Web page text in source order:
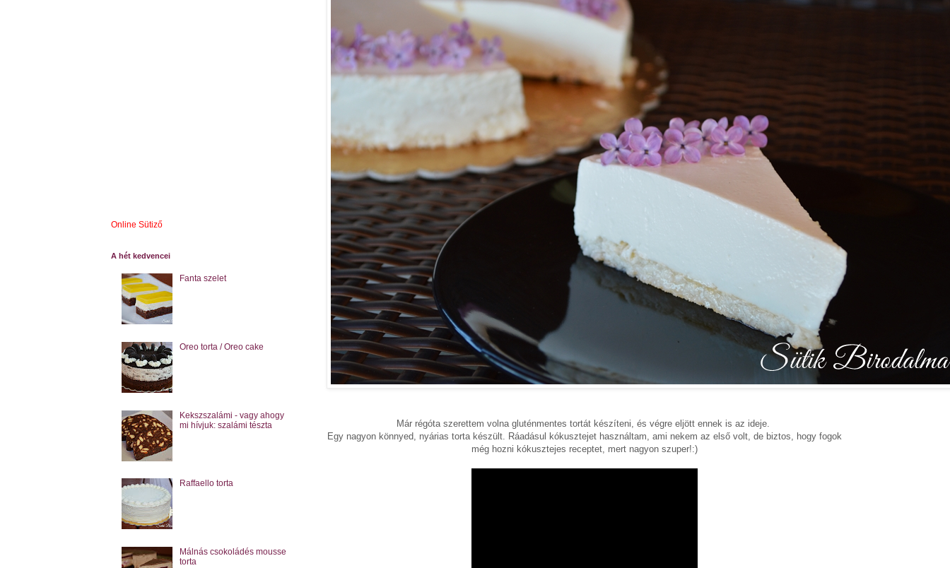
Már régóta szerettem volna gluténmentes tortát készíteni, és végre eljött ennek is az ideje.
Egy nagyon könnyed, nyárias torta készült. Ráadásul kókusztejet használtam, ami nekem az első volt, de biztos, hogy fogok
még hozni kókusztejes receptet, mert nagyon szuper!:)
Online Sütiző
A hét kedvencei
Fanta szelet
Oreo torta / Oreo cake
Kekszszalámi - vagy ahogy
mi hívjuk: szalámi tészta
Raffaello torta
Málnás csokoládés mousse
torta